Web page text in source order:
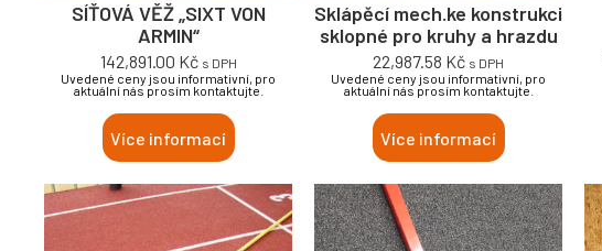
SÍŤOVÁ VĚŽ „SIXT VON
ARMIN“
142,891.00 Kč s DPH
Uvedené ceny jsou informativní, pro
aktuální nás prosím kontaktujte.
Více informací
Sklápěcí mech.ke konstrukci
sklopné pro kruhy a hrazdu
22,987.58 Kč s DPH
Uvedené ceny jsou informativní, pro
aktuální nás prosím kontaktujte.
Více informací